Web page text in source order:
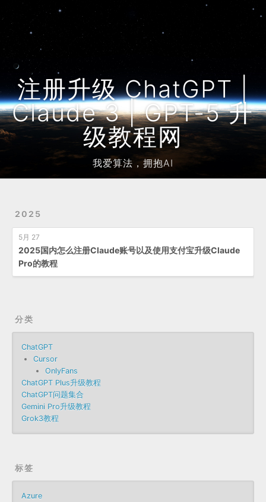
注册升级 ChatGPT |
Claude 3 | GPT-5 升
级教程网
我爱算法，拥抱AI
2025
5月 27
2025国内怎么注册Claude账号以及使用支付宝升级Claude
Pro的教程
分类
ChatGPT
Cursor
OnlyFans
ChatGPT Plus升级教程
ChatGPT问题集合
Gemini Pro升级教程
Grok3教程
标签
Azure
友链